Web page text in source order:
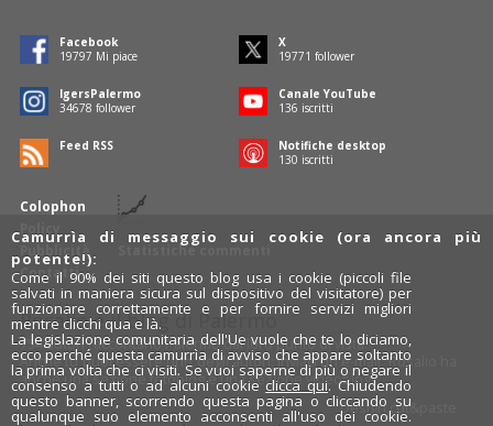
Colophon
Policy
Pubblicità
Contatti
Statistiche commenti
Facebook
19797 Mi piace
X
19771 follower
IgersPalermo
34678 follower
Canale YouTube
136 iscritti
Feed RSS
Notifiche desktop
130 iscritti
Rosalio è il blog di Palermo
754 autoriraccontano Palermo dal loro punto di vista.
Anche tu puoi essere uno degli autori: inviaci un' e-mail. Rosalio ha
anche una sezionefotobloge una sezionevideoblog.
Designcut&paste
Camurrìa di messaggio sui cookie (ora ancora più
potente!):
Come il 90% dei siti questo blog usa i cookie (piccoli file
salvati in maniera sicura sul dispositivo del visitatore) per
funzionare correttamente e per fornire servizi migliori
mentre clicchi qua e là.
La legislazione comunitaria dell'Ue vuole che te lo diciamo,
ecco perché questa camurrìa di avviso che appare soltanto
la prima volta che ci visiti. Se vuoi saperne di più o negare il
consenso a tutti o ad alcuni cookie clicca qui. Chiudendo
questo banner, scorrendo questa pagina o cliccando su
qualunque suo elemento acconsenti all'uso dei cookie.